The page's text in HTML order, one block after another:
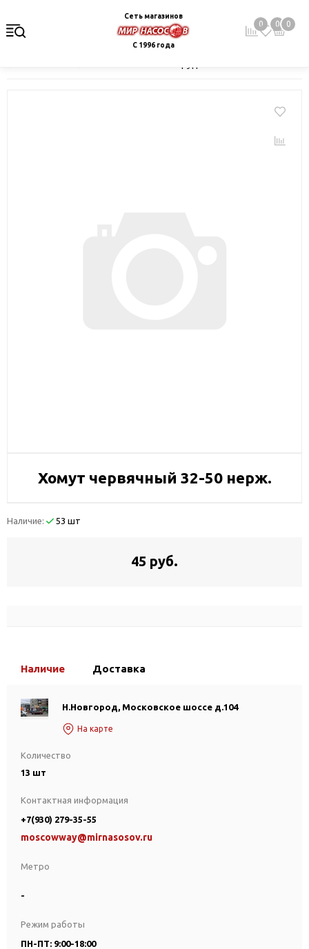
Сеть магазинов
С 1996 года
0 0 0
Хомут червячный 32-50 нерж.
Наличие: 53 шт
45 руб.
Наличие Доставка
Н.Новгород, Московское шоссе д.104
На карте
Количество
13 шт
Метро
-
Контактная информация
+7(930) 279-35-55
moscowway@mirnasosov.ru
Режим работы
ПН-ПТ: 9:00-18:00